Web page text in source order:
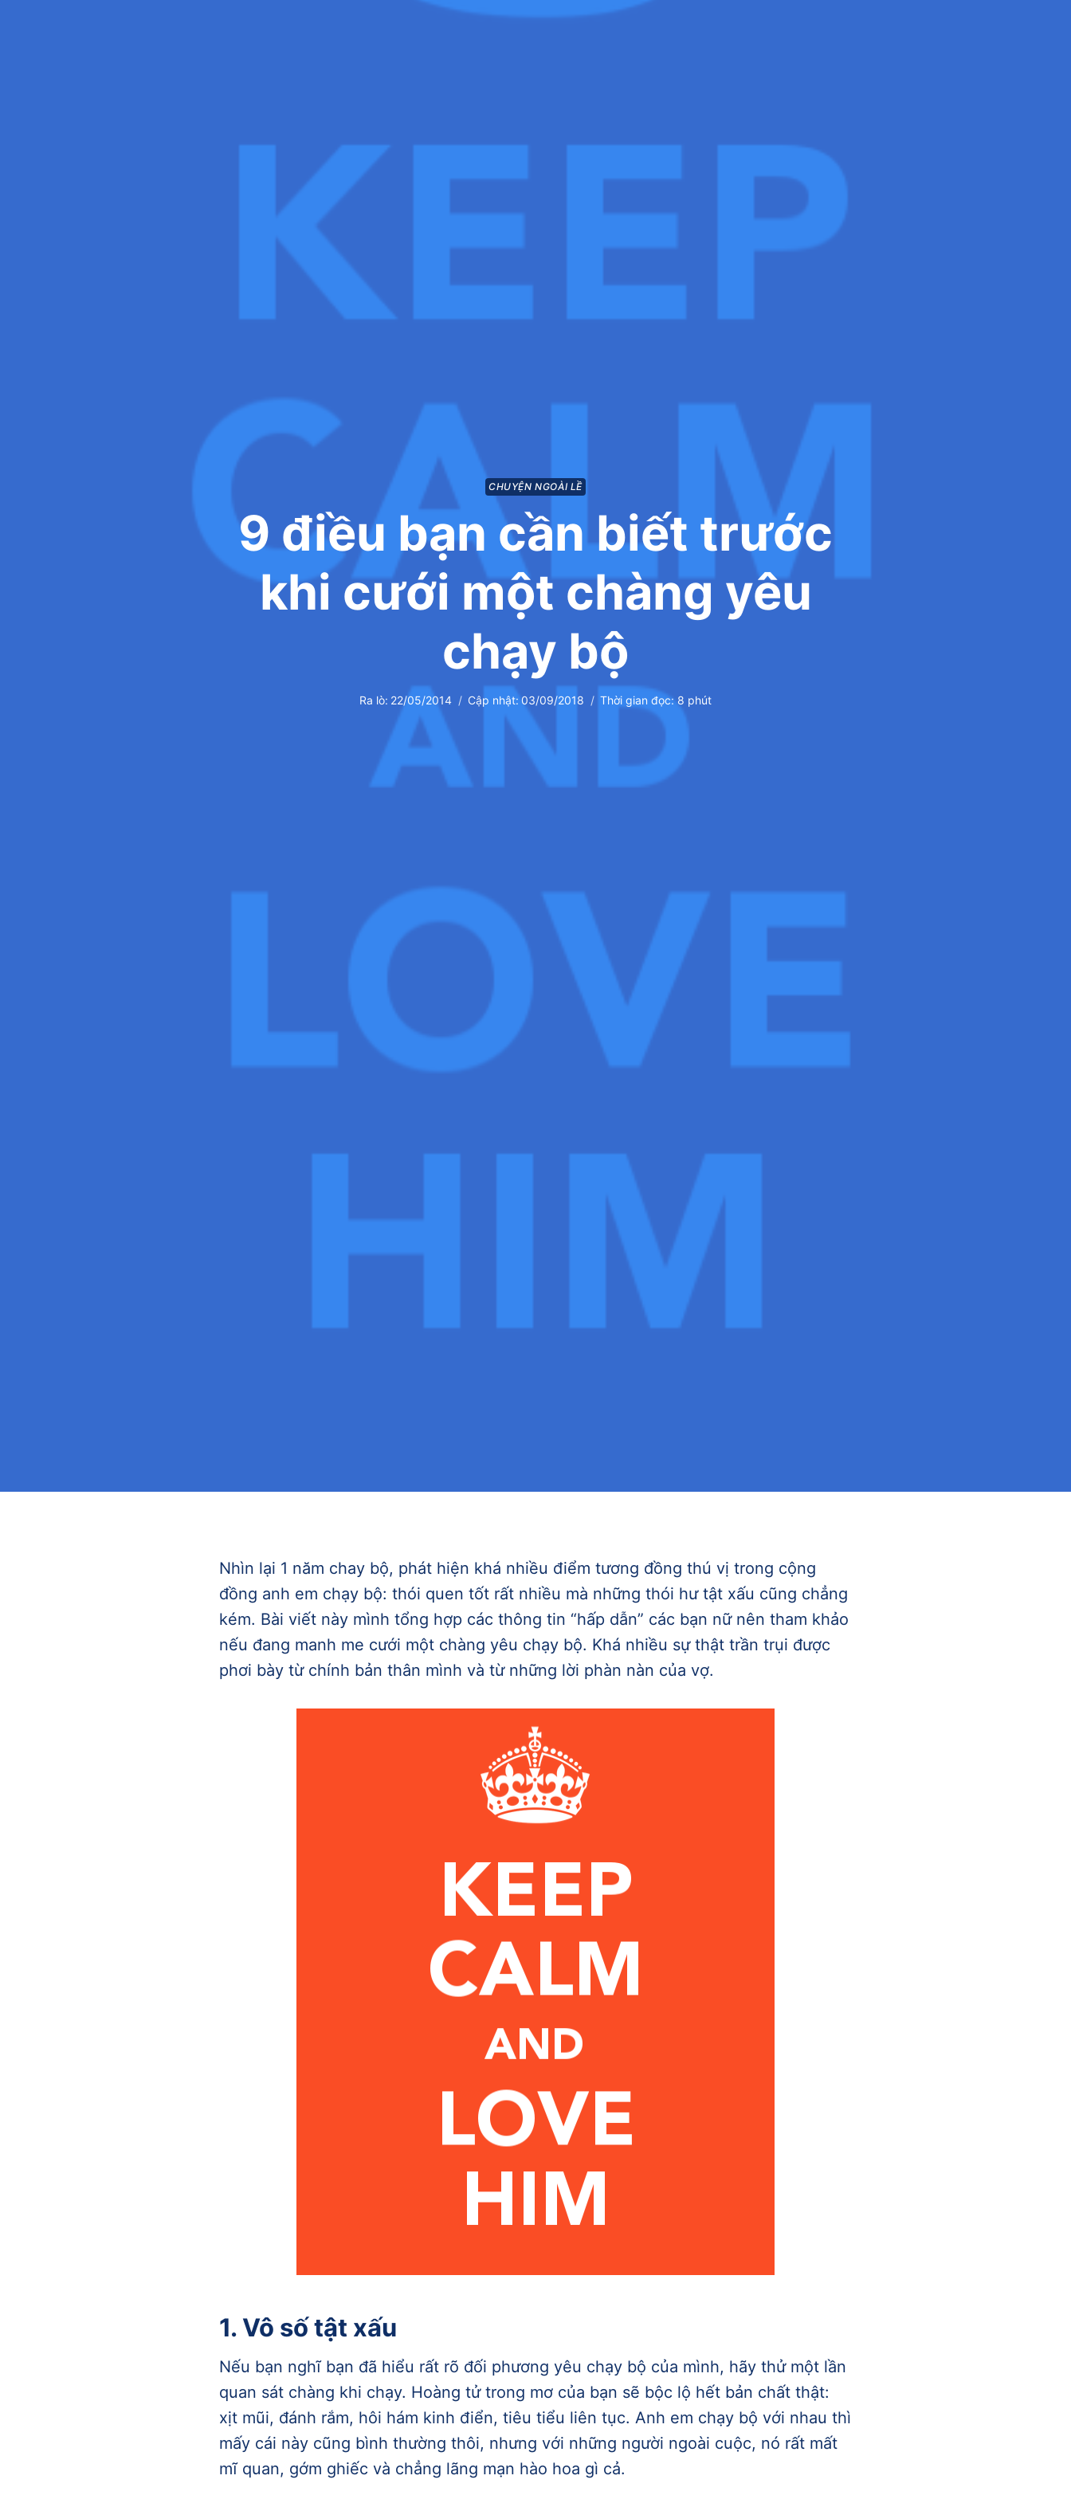
CHUYỆN NGOÀI LỀ
9 điều bạn cần biết trước
khi cưới một chàng yêu
chạy bộ
Ra lò: 22/05/2014 Cập nhật: 03/09/2018 Thời gian đọc:8 phút
Nhìn lại 1 năm chay bộ, phát hiện khá nhiều điểm tương đồng thú vị trong cộng
đồng anh em chạy bộ: thói quen tốt rất nhiều mà những thói hư tật xấu cũng chẳng
kém. Bài viết này mình tổng hợp các thông tin “hấp dẫn” các bạn nữ nên tham khảo
nếu đang manh me cưới một chàng yêu chạy bộ. Khá nhiều sự thật trần trụi được
phơi bày từ chính bản thân mình và từ những lời phàn nàn của vợ.
1. Vô số tật xấu
Nếu bạn nghĩ bạn đã hiểu rất rõ đối phương yêu chạy bộ của mình, hãy thử một lần
quan sát chàng khi chạy. Hoàng tử trong mơ của bạn sẽ bộc lộ hết bản chất thật:
xịt mũi, đánh rắm, hôi hám kinh điển, tiêu tiểu liên tục. Anh em chạy bộ với nhau thì
mấy cái này cũng bình thường thôi, nhưng với những người ngoài cuộc, nó rất mất
mĩ quan, gớm ghiếc và chẳng lãng mạn hào hoa gì cả.